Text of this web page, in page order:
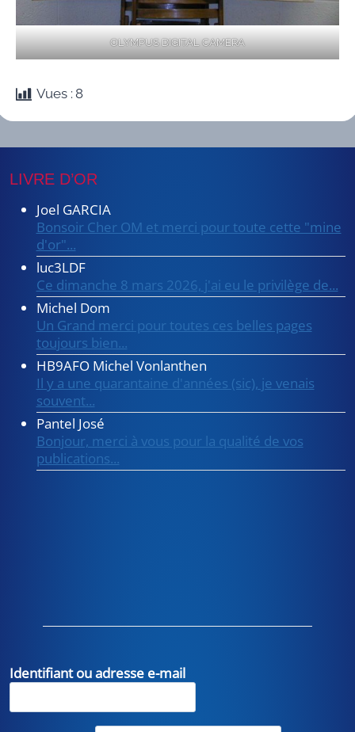
OLYMPUS DIGITAL CAMERA
Vues : 8
LIVRE D’OR
Joel GARCIA
Bonsoir Cher OM et merci pour toute cette "mine
d'or"...
luc3LDF
Ce dimanche 8 mars 2026, j'ai eu le privilège de...
Michel Dom
Un Grand merci pour toutes ces belles pages
toujours bien...
HB9AFO Michel Vonlanthen
Il y a une quarantaine d'années (sic), je venais
souvent...
Pantel José
Bonjour, merci à vous pour la qualité de vos
publications...
Identifiant ou adresse e-mail